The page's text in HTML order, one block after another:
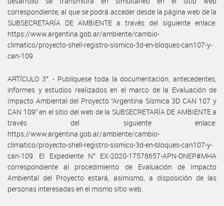
correspondiente, al que se podrá acceder desde la página web de la
SUBSECRETARÍA DE AMBIENTE a través del siguiente enlace:
https://www.argentina.gob.ar/ambiente/cambio-
climatico/proyecto-shell-registro-sismico-3d-en-bloques-can107-y-
can-109
ARTÍCULO 3°. - Publíquese toda la documentación, antecedentes,
informes y estudios realizados en el marco de la Evaluación de
Impacto Ambiental del Proyecto “Argentina Sísmica 3D CAN 107 y
CAN 109” en el sitio del web de la SUBSECRETARÍA DE AMBIENTE a
través del siguiente enlace:
https://www.argentina.gob.ar/ambiente/cambio-
climatico/proyecto-shell-registro-sismico-3d-en-bloques-can107-y-
can-109. El Expediente N° EX-2020-17578657-APN-DNEP#MHA
correspondiente al procedimiento de Evaluación de Impacto
Ambiental del Proyecto estará, asimismo, a disposición de las
personas interesadas en el mismo sitio web.